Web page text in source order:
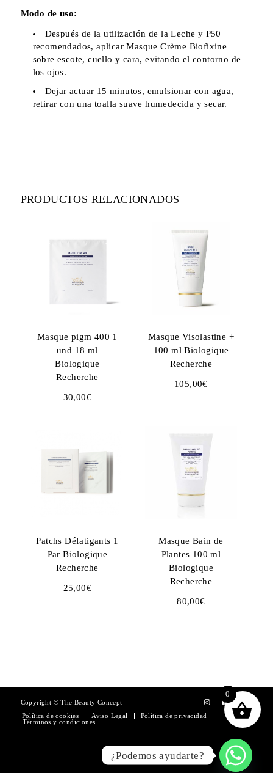
Modo de uso:
Después de la utilización de la Leche y P50
recomendados, aplicar Masque Crème Biofixine
sobre escote, cuello y cara, evitando el contorno de
los ojos.
Dejar actuar 15 minutos, emulsionar con agua,
retirar con una toalla suave humedecida y secar.
PRODUCTOS RELACIONADOS
Masque pigm 400 1
und 18 ml
Biologique
Recherche
30,00€
Masque Visolastine +
100 ml Biologique
Recherche
105,00€
Patchs Défatigants 1
Par Biologique
Recherche
25,00€
Masque Bain de
Plantes 100 ml
Biologique
Recherche
80,00€
Copyright © The Beauty Concept
Política de cookies
Aviso Legal
Política de privacidad
Términos y condiciones
0
¿Podemos ayudarte?